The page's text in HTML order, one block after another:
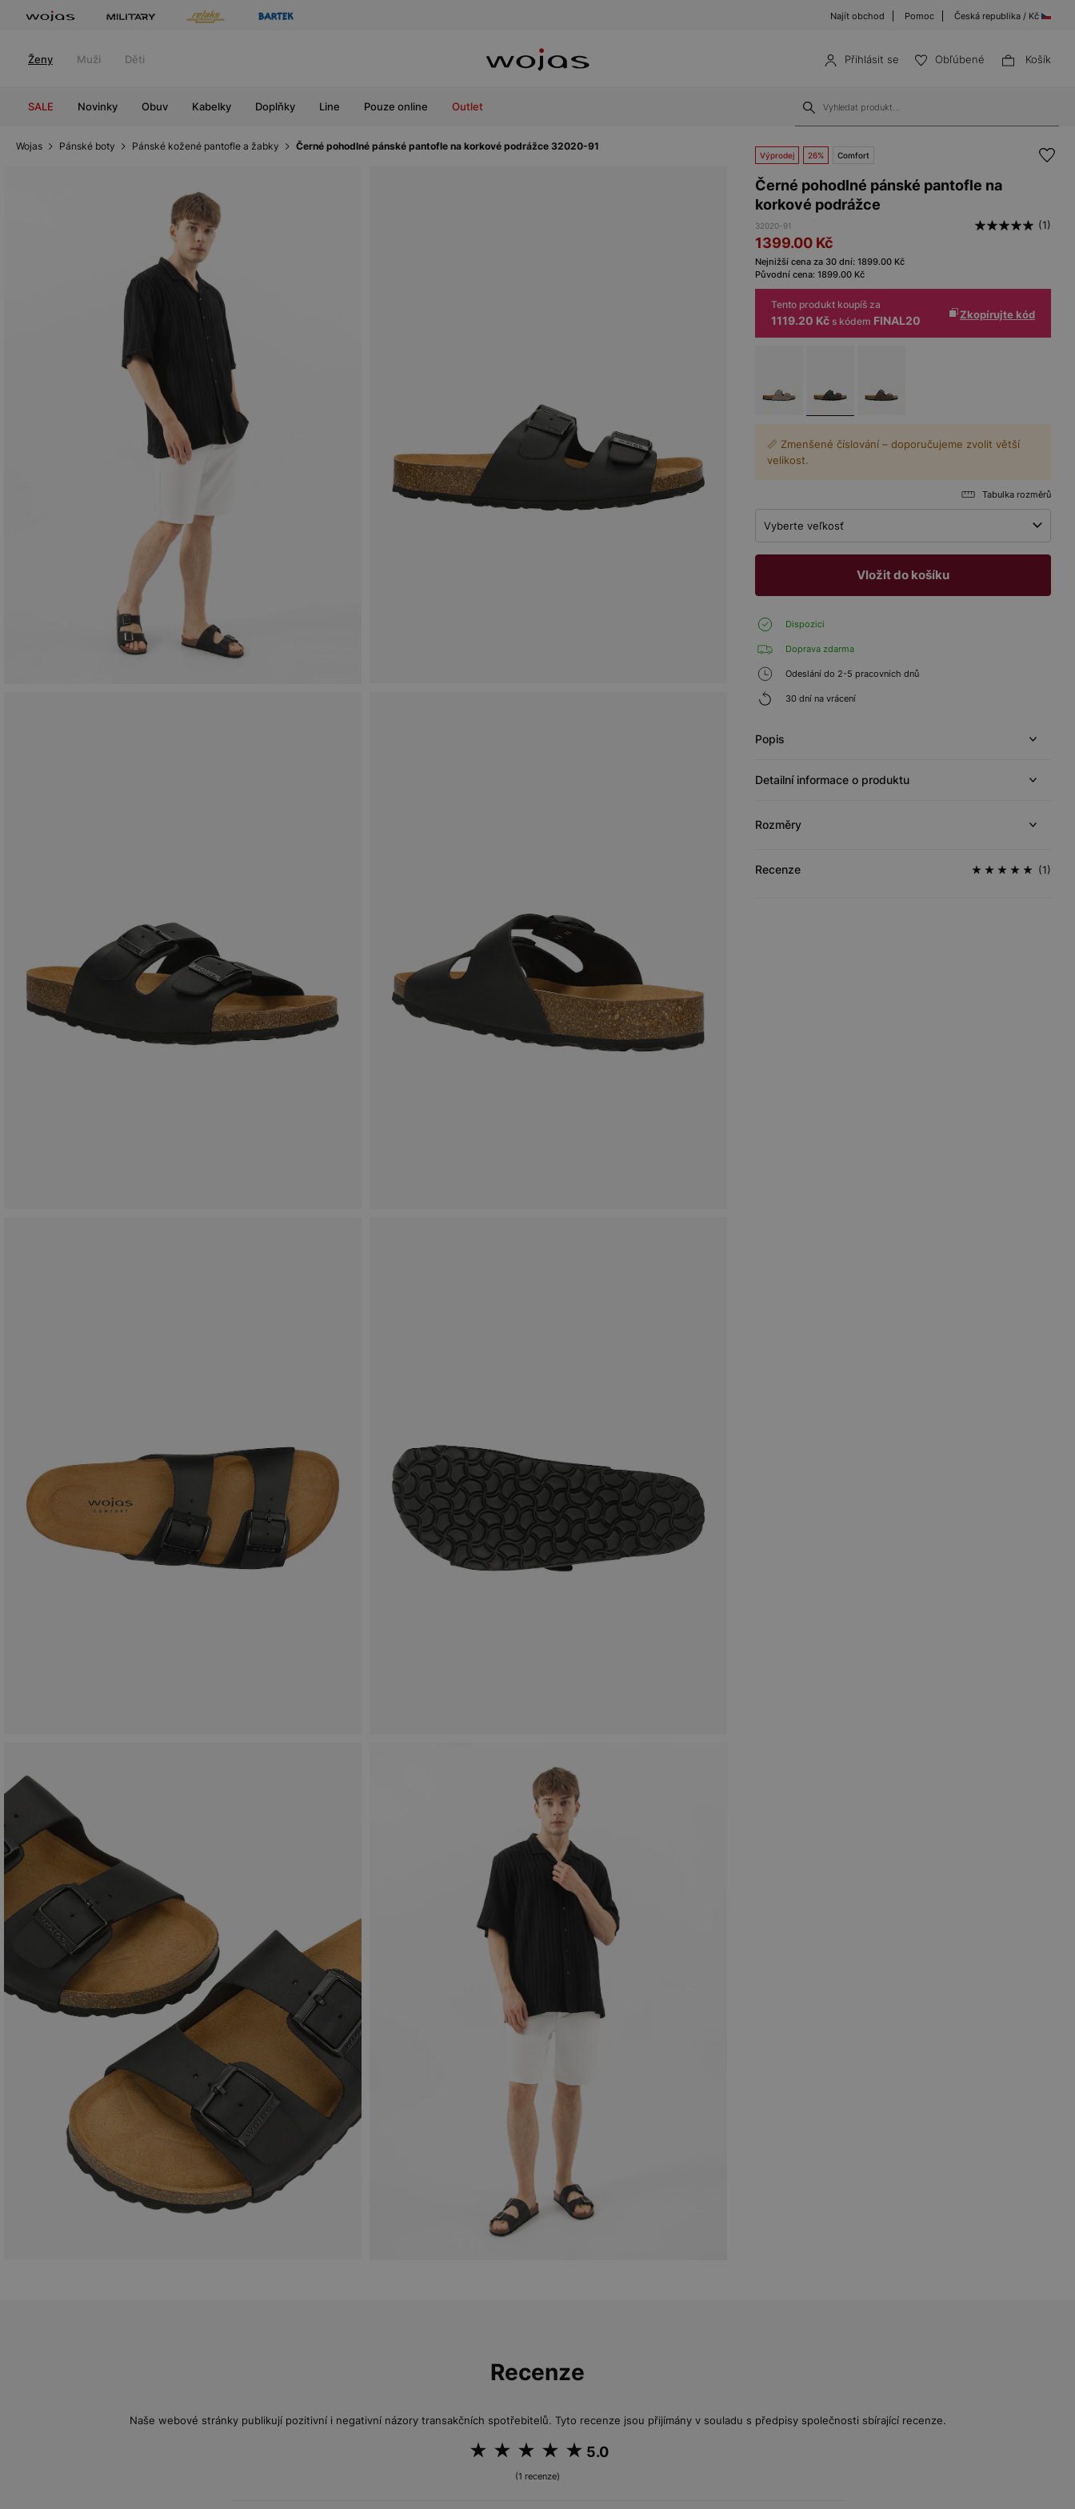
Najít obchod Pomoc Česká republika / Kč
Ženy Muži Děti Přihlásit se Obľúbené Košík
SALE Novinky Obuv Kabelky Doplňky Line Pouze online Outlet
Wojas Pánské boty Pánské kožené pantofle a žabky Černé pohodlné pánské pantofle na korkové podrážce 32020-91
Výprodej 26% Comfort
Černé pohodlné pánské pantofle na
korkové podrážce
32020-91 (1)
1399.00 Kč
Nejnižší cena za 30 dní: 1899.00 Kč
Původní cena: 1899.00 Kč
Tento produkt koupíš za
1119.20 Kč s kódem FINAL20 Zkopírujte kód
📏 Zmenšené číslování – doporučujeme zvolit větší
velikost.
Tabulka rozměrů
Vyberte veľkosť
Vložit do košíku
Dispozici
Doprava zdarma
Odeslání do 2-5 pracovních dnů
30 dní na vrácení
Popis
Detailní informace o produktu
Rozměry
Recenze (1)
Recenze
Naše webové stránky publikují pozitivní i negativní názory transakčních spotřebitelů. Tyto recenze jsou přijímány v souladu s předpisy společnosti sbírající recenze.
5.0
(1 recenze)